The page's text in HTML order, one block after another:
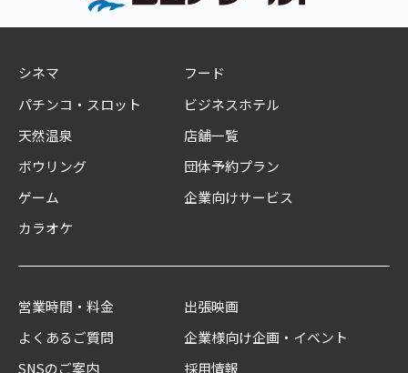
シネマ
パチンコ・スロット
天然温泉
ボウリング
ゲーム
カラオケ
フード
ビジネスホテル
店舗一覧
団体予約プラン
企業向けサービス
営業時間・料金
よくあるご質問
SNSのご案内
出張映画
企業様向け企画・イベント
採用情報